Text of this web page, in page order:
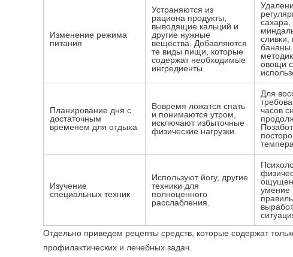
Изменение режима
питания
Устраняются из
рациона продукты,
выводящие кальций и
другие нужные
вещества. Добавляются
те виды пищи, которые
содержат необходимые
ингредиенты.
сливки,
овощи
Планирование дня с
достаточным
временем для отдыха
Вовремя ложатся спать
и понимаются утром,
исключают избыточные
физические нагрузки.
Для
часов
Изучение
специальных техник
Используют йогу, другие
техники для
полноценного
расслабления.
умение
Отдельно приведем рецепты средств, которые содержат
профилактических и лечебных задач.